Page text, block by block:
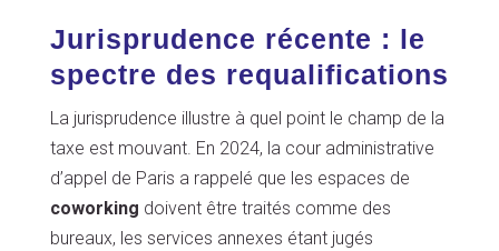
Jurisprudence récente : le
spectre des requalifications
La jurisprudence illustre à quel point le champ de la
taxe est mouvant. En 2024, la cour administrative
d’appel de Paris a rappelé que les espaces de
coworking doivent être traités comme des
bureaux, les services annexes étant jugés